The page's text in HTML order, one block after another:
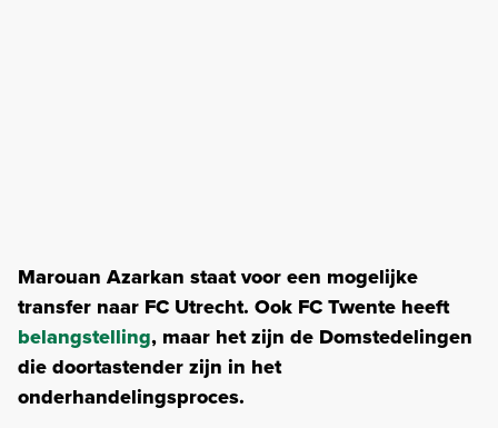
Marouan Azarkan staat voor een mogelijke
transfer naar FC Utrecht. Ook FC Twente heeft
belangstelling, maar het zijn de Domstedelingen
die doortastender zijn in het
onderhandelingsproces.